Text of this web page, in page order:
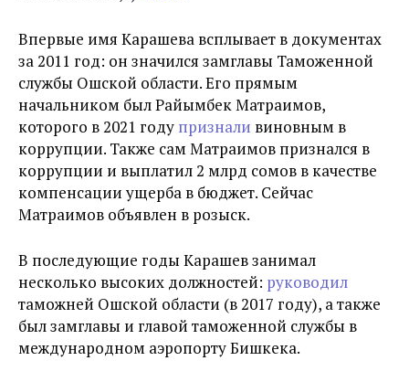
Впервые имя Карашева всплывает в документах
за 2011 год: он значился замглавы Таможенной
службы Ошской области. Его прямым
начальником был Райымбек Матраимов,
которого в 2021 году признали виновным в
коррупции. Также сам Матраимов признался в
коррупции и выплатил 2 млрд сомов в качестве
компенсации ущерба в бюджет. Сейчас
Матраимов объявлен в розыск.
В последующие годы Карашев занимал
несколько высоких должностей: руководил
таможней Ошской области (в 2017 году), а также
был замглавы и главой таможенной службы в
международном аэропорту Бишкека.